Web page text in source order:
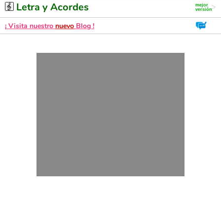
Letra y Acordes
¡ Visita nuestro nuevo Blog !